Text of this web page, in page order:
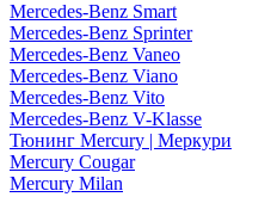
Mercedes-Benz Smart
Mercedes-Benz Sprinter
Mercedes-Benz Vaneo
Mercedes-Benz Viano
Mercedes-Benz Vito
Mercedes-Benz V-Klasse
Тюнинг Mercury | Меркури
Mercury Cougar
Mercury Milan